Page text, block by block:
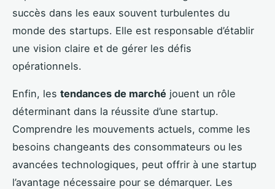
succès dans les eaux souvent turbulentes du
monde des startups. Elle est responsable d’établir
une vision claire et de gérer les défis
opérationnels.
Enfin, les tendances de marché jouent un rôle
déterminant dans la réussite d’une startup.
Comprendre les mouvements actuels, comme les
besoins changeants des consommateurs ou les
avancées technologiques, peut offrir à une startup
l’avantage nécessaire pour se démarquer. Les